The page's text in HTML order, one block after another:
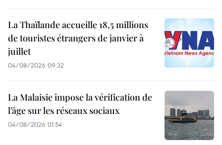
La Thaïlande accueille 18,5 millions
de touristes étrangers de janvier à
juillet
04/08/2026 09:32
La Malaisie impose la vérification de
l’âge sur les réseaux sociaux
04/08/2026 01:54